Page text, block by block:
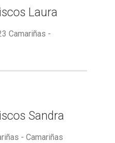
Laura
Camariñas -
Sandra
- Camariñas